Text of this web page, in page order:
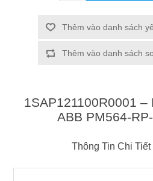
Thêm vào danh sách
Thêm vào danh sách
1SAP121100R0001
ABB PM564-
Thông Tin Chi